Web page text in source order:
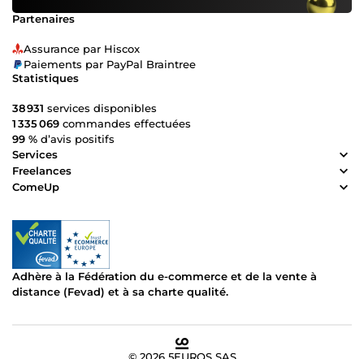
Partenaires
Assurance par Hiscox
Paiements par PayPal Braintree
Statistiques
38 931 services disponibles
1 335 069 commandes effectuées
99 % d’avis positifs
Services
Freelances
ComeUp
Adhère à la Fédération du e-commerce et de la vente à
distance (Fevad) et à sa charte qualité.